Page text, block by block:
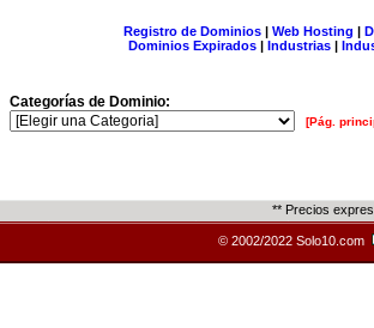
Registro de Dominios| Web Hosting |
Dominios Expirados | Industrias |
Categorías de Dominio:
[Pág.
** Precios
© 2002/2022 Solo10.com